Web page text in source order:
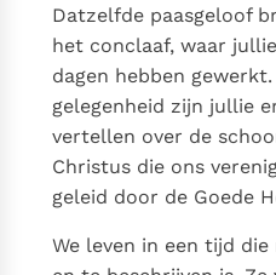
Datzelfde paasgeloof
het conclaaf, waar
dagen hebben
gelegenheid zijn jullie
vertellen over de
Christus die ons
geleid door de Goede
We leven in een tijd